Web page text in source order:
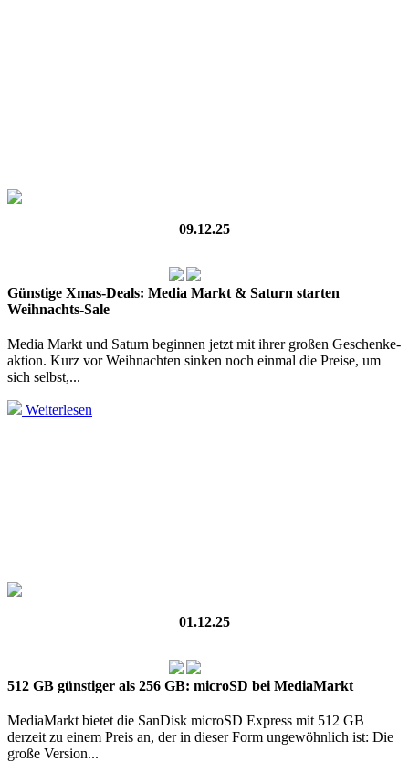
09.12.25
Günstige Xmas-Deals: Media Markt & Saturn starten
Weihnachts-Sale
Media Markt und Saturn beginnen jetzt mit ihrer großen Geschenke­
aktion. Kurz vor Weihnachten sinken noch einmal die Preise, um
sich selbst,...
Weiterlesen
01.12.25
512 GB günstiger als 256 GB: microSD bei MediaMarkt
MediaMarkt bietet die SanDisk microSD Express mit 512 GB
derzeit zu einem Preis an, der in dieser Form unge­wöhn­lich ist: Die
große Version...